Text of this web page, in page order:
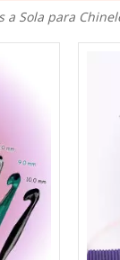
Sola para